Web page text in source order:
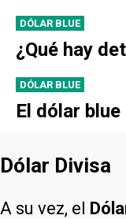
DÓLAR BLUE
¿Qué hay
DÓLAR BLUE
El dólar
Dólar Divisa
A su vez, el